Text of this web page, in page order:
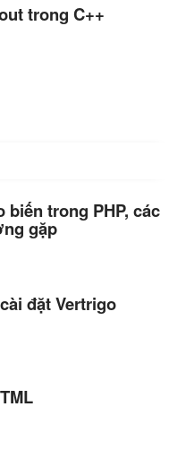
trong C++
biến trong PHP, các
gặp
đặt Vertrigo